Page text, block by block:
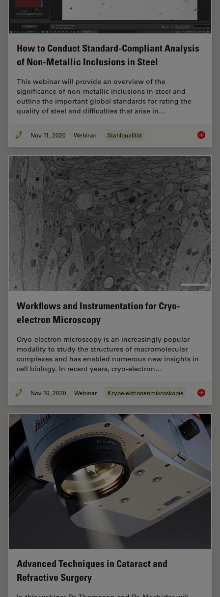
How to Conduct Standard-Compliant Analysis
of Non-Metallic Inclusions in Steel
This webinar will provide an overview of the
significance of non-metallic inclusions in steel and
outline the important global standards for rating the
quality of steel and difficulties that arise in…
Nov 11, 2020 Webinar Stahlqualität How to
Workflows and Instrumentation for Cryo-
electron Microscopy
Cryo-electron microscopy is an increasingly popular
modality to study the structures of macromolecular
complexes and has enabled numerous new insights in
cell biology. In recent years, cryo-electron…
Nov 10, 2020 Webinar Kryoelektronenmikroskopie
Advanced Techniques in Cataract and
Refractive Surgery